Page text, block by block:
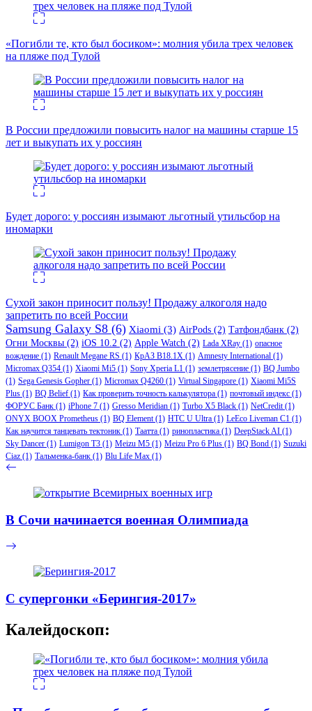
«Погибли те, кто был босиком»: молния убила трех человек
на пляже под Тулой
В России предложили повысить налог на машины старше 15
лет и выкупать их у россиян
Будет дорого: у россиян изымают льготный утильсбор на
иномарки
Сухой закон приносит пользу! Продажу алкоголя надо
запретить по всей России
Samsung Galaxy S8 (6) Xiaomi (3) AirPods (2) Татфондбанк (2)
Огни Москвы (2) iOS 10.2 (2) Apple Watch (2) Lada XRay (1) опасное
вождение (1) Renault Megane RS (1) КрАЗ В18.1Х (1) Amnesty International (1)
Micromax Q354 (1) Xiaomi Mi5 (1) Sony Xperia L1 (1) землетрясение (1) BQ Jumbo
(1) Sega Genesis Gopher (1) Micromax Q4260 (1) Virtual Singapore (1) Xiaomi Mi5S
Plus (1) BQ Belief (1) Как проверить точность калькулятора (1) почтовый индекс (1)
ФОРУС Банк (1) iPhone 7 (1) Gresso Meridian (1) Turbo X5 Black (1) NetCredit(1)
ONYX BOOX Prometheus (1) BQ Element(1) HTC U Ultra (1) LeEco Liveman C1 (1)
Как научится танцевать тектоник (1) Таатта (1) ринопластика (1) DeepStack AI (1)
Sky Dancer (1) Lumigon T3 (1) Meizu M5 (1) Meizu Pro 6 Plus (1) BQ Bond (1) Suzuki
Ciaz (1) Тальменка-банк (1) Blu Life Max (1)
В Сочи начинается военная Олимпиада
С супергонки «Берингия-2017»
Калейдоскоп: